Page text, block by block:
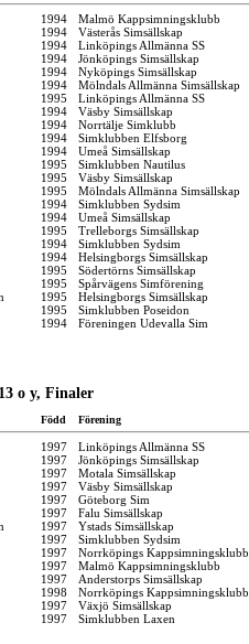
1994 Malmö Kappsimningsklubb
1994 Västerås Simsällskap
1994 Linköpings Allmänna SS
1994 Jönköpings Simsällskap
1994 Nyköpings Simsällskap
1994 Mölndals Allmänna Simsällskap
1995 Linköpings Allmänna SS
1994 Väsby Simsällskap
1994 Norrtälje Simklubb
1994 Simklubben Elfsborg
1994 Umeå Simsällskap
1995 Simklubben Nautilus
1995 Väsby Simsällskap
1995 Mölndals Allmänna Simsällskap
1994 Simklubben Sydsim
1994 Umeå Simsällskap
1995 Trelleborgs Simsällskap
1994 Simklubben Sydsim
1994 Helsingborgs Simsällskap
1995 Södertörns Simsällskap
1995 Spårvägens Simförening
1995 Helsingborgs Simsällskap
1995 Simklubben Poseidon
1994 Föreningen Udevalla Sim
o y, Finaler
Född Förening
1997 Linköpings Allmänna SS
1997 Jönköpings Simsällskap
1997 Motala Simsällskap
1997 Väsby Simsällskap
1997 Göteborg Sim
1997 Falu Simsällskap
1997 Ystads Simsällskap
1997 Simklubben Sydsim
1997 Norrköpings Kappsimningsklubb
1997 Malmö Kappsimningsklubb
1997 Anderstorps Simsällskap
1998 Norrköpings Kappsimningsklubb
1997 Växjö Simsällskap
1997 Simklubben Laxen